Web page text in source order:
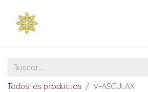
Todos los productos V-ASCULAX